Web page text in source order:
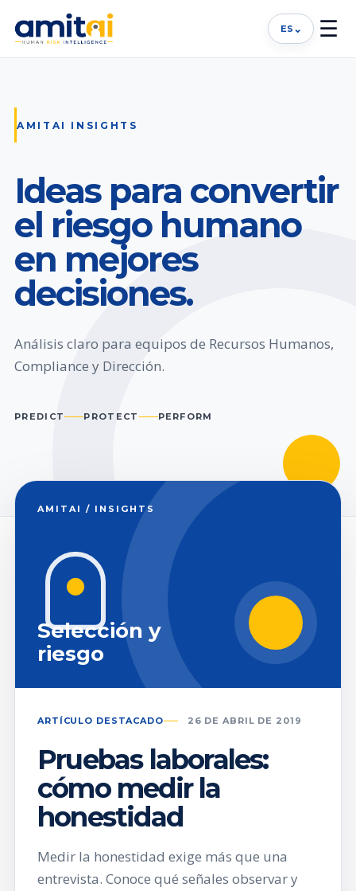
ES ⌄ ☰
AMITAI INSIGHTS
Ideas para convertir
el riesgo humano
en mejores
decisiones.
Análisis claro para equipos de Recursos Humanos,
Compliance y Dirección.
PREDICT PROTECT PERFORM
AMITAI / INSIGHTS
Selección y
riesgo
ARTÍCULO DESTACADO 26 DE ABRIL DE 2019
Pruebas laborales:
cómo medir la
honestidad
Medir la honestidad exige más que una
entrevista. Conoce qué señales observar y